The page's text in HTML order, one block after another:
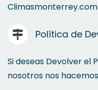
Climasmonterrey.com
Política de
Si deseas Devolver el
nosotros nos